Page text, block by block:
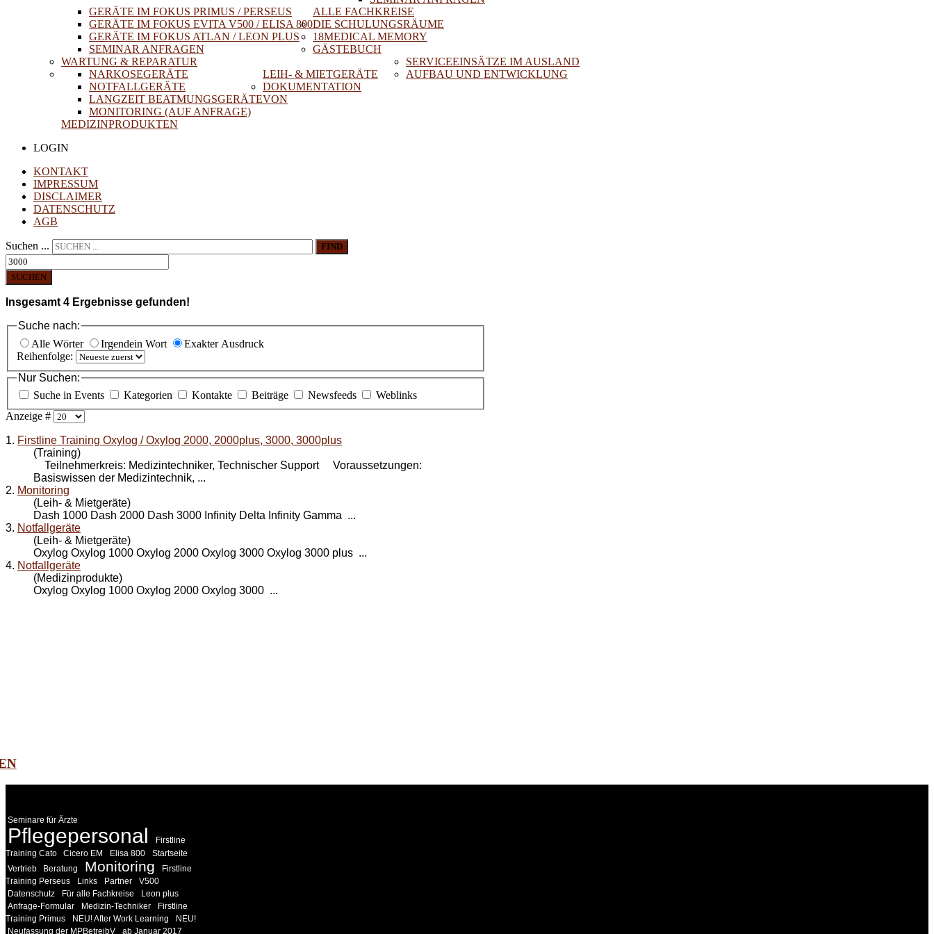
ALLE FACHKREISE
GERÄTE IM FOKUS PRIMUS / PERSEUS
GERÄTE IM FOKUS EVITA V500 / ELISA 800
GERÄTE IM FOKUS ATLAN / LEON PLUS
SEMINAR ANFRAGEN
DIE SCHULUNGSRÄUME
18MEDICAL MEMORY
GÄSTEBUCH
WARTUNG & REPARATUR
LEIH- & MIETGERÄTE
NARKOSEGERÄTE
NOTFALLGERÄTE
LANGZEIT BEATMUNGSGERÄTE
MONITORING (AUF ANFRAGE)
DOKUMENTATION
VON
MEDIZINPRODUKTEN
SERVICEEINSÄTZE IM AUSLAND
AUFBAU UND ENTWICKLUNG
LOGIN
KONTAKT
IMPRESSUM
DISCLAIMER
DATENSCHUTZ
AGB
Suchen ... FIND
SUCHEN
Insgesamt 4 Ergebnisse gefunden!
Suche nach:
Alle Wörter
Irgendein Wort
Exakter Ausdruck
Reihenfolge:
Nur Suchen:
Suche in Events
Kategorien Kontakte Beiträge Newsfeeds
Weblinks
Anzeige #
1. Firstline Training Oxylog / Oxylog 2000, 2000plus, 3000, 3000plus
(Training)
Teilnehmerkreis: Medizintechniker, Technischer Support Voraussetzungen:
Basiswissen der Medizintechnik, ...
2. Monitoring
(Leih- & Mietgeräte)
Dash 1000 Dash 2000 Dash 3000 Infinity Delta Infinity Gamma ...
3. Notfallgeräte
(Leih- & Mietgeräte)
Oxylog Oxylog 1000 Oxylog 2000 Oxylog 3000 Oxylog 3000 plus ...
4. Notfallgeräte
(Medizinprodukte)
Oxylog Oxylog 1000 Oxylog 2000 Oxylog 3000 ...
Seminare für Ärzte
Pflegepersonal
Firstline
Training Cato
Cicero EM Elisa 800
Startseite
Vertrieb
Beratung Monitoring
Firstline
Training Perseus
Links Partner
V500
Datenschutz
Für alle Fachkreise
Leon plus
Anfrage-Formular
Medizin-Techniker
Firstline
Training Primus
NEU! After Work Learning
NEU!
Neufassung der MPBetreibV
ab Januar 2017